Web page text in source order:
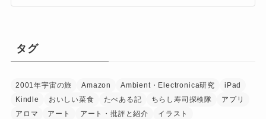
タグ
2001年宇宙の旅 Amazon Ambient・Electronica研究
iPad
Kindle
おいしい菜食 たべある記 ちらし寿司探検隊
アプリ
アロマ
アート アート・批評と紹介
イラスト